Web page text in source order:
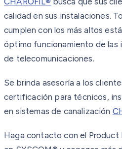
calidad en sus instalaciones.
cumplen con los más altos
óptimo funcionamiento de las
de telecomunicaciones.
Se brinda asesoría a los
certificación para técnicos,
en sistemas de canalización
Haga contacto con el Product